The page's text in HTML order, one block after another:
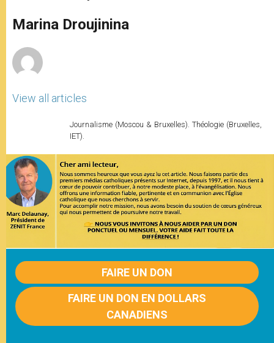
p
p
g
e
o
k
r
Marina Droujinina
View all articles
Journalisme (Moscou & Bruxelles). Théologie (Bruxelles,
IET).
FAIRE UN DON
FAIRE UN DON EN DOLLARS
CANADIENS